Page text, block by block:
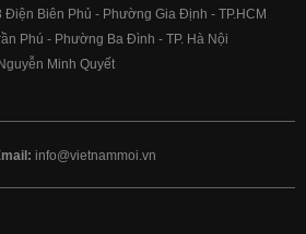
Điện Biên Phủ - Phường Gia Định - TP.HCM
Phú - Phường Ba Đình - TP. Hà Nội
Nguyễn Minh Quyết
info@vietnammoi.vn